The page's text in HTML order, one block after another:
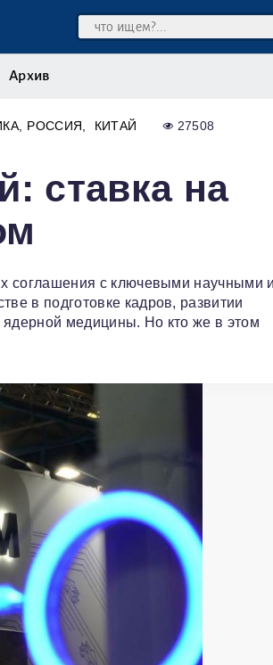
Архив
РОССИЯ КИТАЙ
27508
ставка на
соглашения с ключевыми научными и
в подготовке кадров, развитии
медицины. Но кто же в этом